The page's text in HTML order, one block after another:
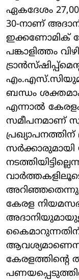
ഏകദേശം
30-നാണ്
ഇക്കണോമിക്
പങ്കാളിത്തം
ബന്ധം
എന്നാൽ
സമീപനമാണ്
അറിഞ്ഞതെന്നും
കേരള
കേരളത്തിന്റെ